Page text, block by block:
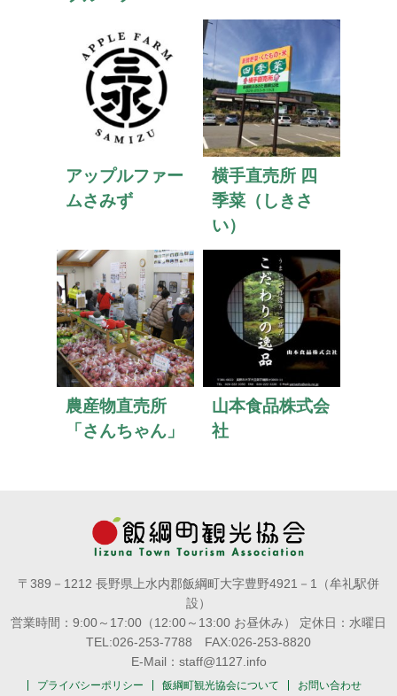
アップルファー
ムさみず
横手直売所 四
季菜（しきさ
い）
農産物直売所
「さんちゃん」
山本食品株式会
社
〒389－1212 長野県上水内郡飯綱町大字豊野4921－1（牟礼駅併
設）
営業時間：9:00～17:00（12:00～13:00 お昼休み） 定休日：水曜日
TEL:026-253-7788 FAX:026-253-8820
E-Mail：staff@1127.info
プライバシーポリシー 飯綱町観光協会について お問い合わせ